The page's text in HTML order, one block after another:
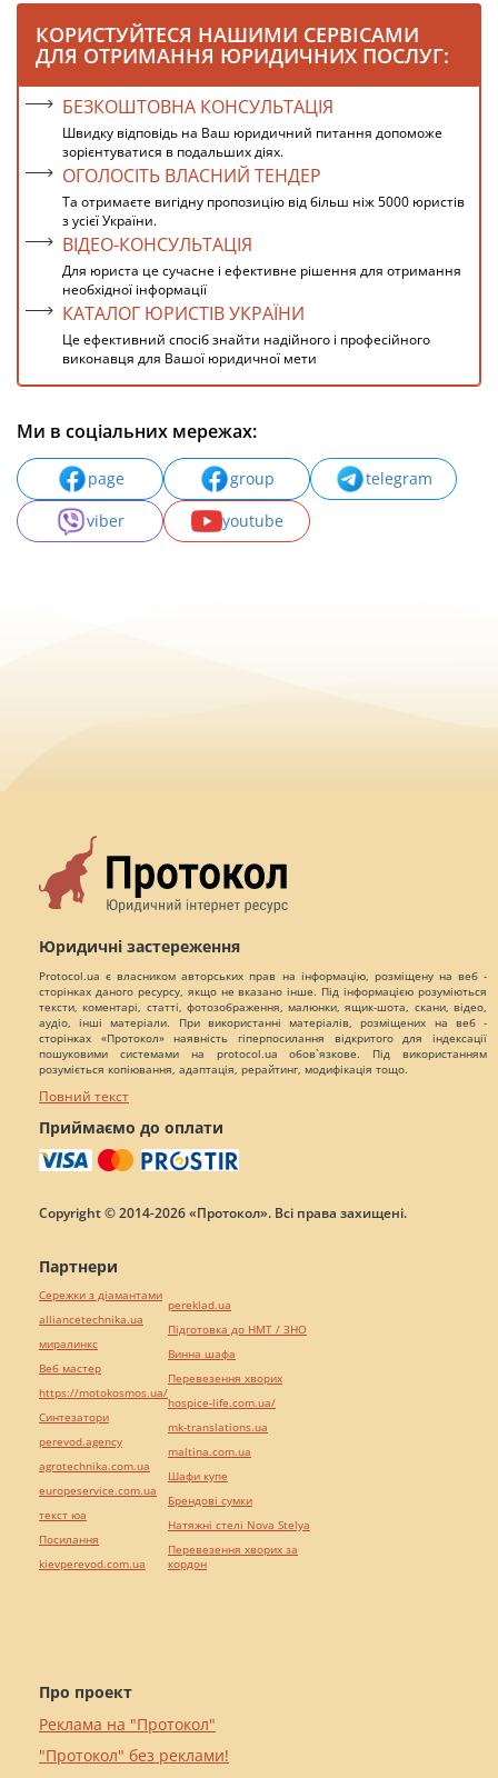
КОРИСТУЙТЕСЯ НАШИМИ СЕРВІСАМИ
ДЛЯ ОТРИМАННЯ ЮРИДИЧНИХ ПОСЛУГ:
БЕЗКОШТОВНА КОНСУЛЬТАЦІЯ
Швидку відповідь на Ваш юридичний питання допоможе
зорієнтуватися в подальших діях.
ОГОЛОСІТЬ ВЛАСНИЙ ТЕНДЕР
Та отримаєте вигідну пропозицію від більш ніж 5000 юристів
з усієї України.
ВІДЕО-КОНСУЛЬТАЦІЯ
Для юриста це сучасне і ефективне рішення для отримання
необхідної інформації
КАТАЛОГ ЮРИСТІВ УКРАЇНИ
Це ефективний спосіб знайти надійного і професійного
виконавця для Вашої юридичної мети
Ми в соціальних мережах:
page group
telegram
viber
youtube
Юридичні застереження
Protocol.ua є власником авторських прав на інформацію, розміщену на веб -
сторінках даного ресурсу, якщо не вказано інше. Під інформацією розуміються
тексти, коментарі, статті, фотозображення, малюнки, ящик-шота, скани, відео,
аудіо, інші матеріали. При використанні матеріалів, розміщених на веб -
сторінках «Протокол» наявність гіперпосилання відкритого для індексації
пошуковими системами на protocol.ua обов`язкове. Під використанням
розуміється копіювання, адаптація, рерайтинг, модифікація тощо.
Повний текст
Приймаємо до оплати
Copyright © 2014-2026 «Протокол». Всі права захищені.
Про проект
Реклама на "Протокол"
"Протокол" без реклами!
Партнери
Сережки з діамантами
alliancetechnika.ua
миралинкс
Веб мастер
https://motokosmos.ua/
Синтезатори
perevod.agency
agrotechnika.com.ua
europeservice.com.ua
текст юа
Посилання
kievperevod.com.ua
pereklad.ua
Підготовка до НМТ / ЗНО
Винна шафа
Перевезення хворих
hospice-life.com.ua/
mk-translations.ua
maltina.com.ua
Шафи купе
Брендові сумки
Натяжні стелі Nova Stelya
Перевезення хворих за
кордон